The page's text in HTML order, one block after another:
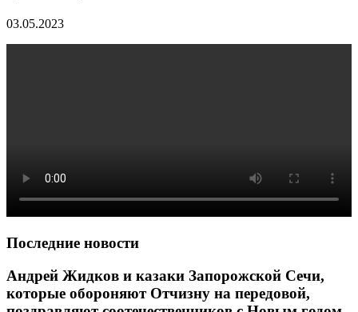
03.05.2023
Последние новости
Андрей Жидков и казаки Запорожской Сечи,
которые обороняют Отчизну на передовой,